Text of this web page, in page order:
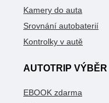
Kamery do auta
Srovnání autobaterií
Kontrolky v autě
AUTOTRIP VÝBĚR
EBOOK zdarma